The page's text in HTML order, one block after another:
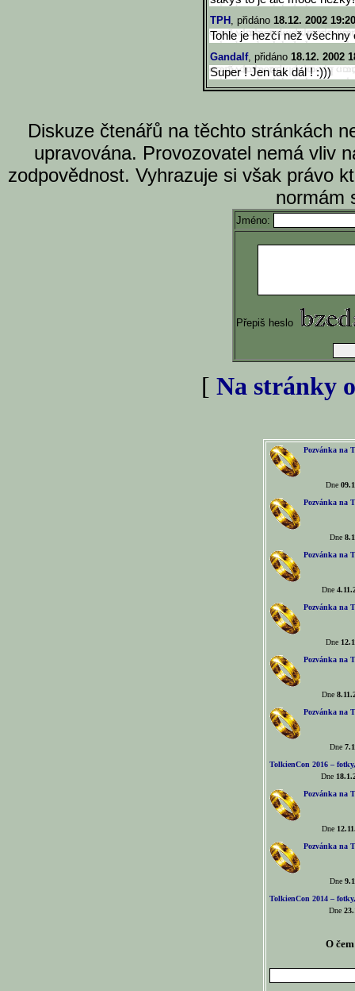
TPH , přidáno 18.12. 2002
Tohle je hezčí než
Gandalf, přidáno 18.12. 2002
Super ! Jen tak dál ! :)))
Diskuze čtenářů na těchto stránkách
upravována. Provozovatel nemá vliv
zodpovědnost. Vyhrazuje si však právo
normám
Jméno:
Přepiš heslo
[ Na stránky
Pozvánka na
Dne
Pozvánka na
Dne
Pozvánka na
Dne
Pozvánka na
Dne
Pozvánka na
Dne
Pozvánka na
Dne
TolkienCon 2016 –
Dne
Pozvánka na
Dne
Pozvánka na
Dne
TolkienCon 2014 –
Dne
O